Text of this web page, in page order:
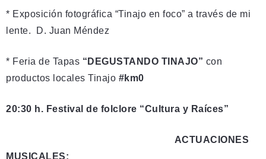
* Exposición fotográfica “Tinajo en foco” a través de mi
lente. D. Juan Méndez
* Feria de Tapas “DEGUSTANDO TINAJO” con
productos locales Tinajo #km0
20:30 h. Festival de folclore “Cultura y Raíces”
ACTUACIONES
MUSICALES: